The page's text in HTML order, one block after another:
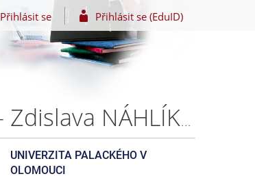
Přihlásit se Přihlásit se (EduID)
Symptomatické poruchy řeči u osob se svalovou dystrofií – Zdislava NÁHLÍKOVÁ
UNIVERZITA PALACKÉHO V
OLOMOUCI